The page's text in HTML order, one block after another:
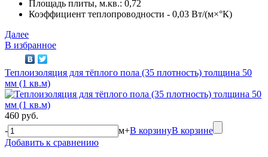
Площадь плиты, м.кв.: 0,72
Коэффициент теплопроводности - 0,03 Вт/(м×°К)
Далее
В избранное
Теплоизоляция для тёплого пола (35 плотность) толщина 50
мм (1 кв.м)
460 руб.
-
м+В корзинуВ корзине
Добавить к сравнению